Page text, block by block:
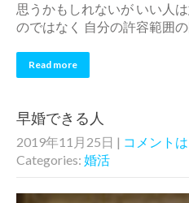
思うかもしれないが いい人
のではなく 自分の許容範囲
Read more
早婚できる人
2019年11月25日 | コメント
Categories: 婚活